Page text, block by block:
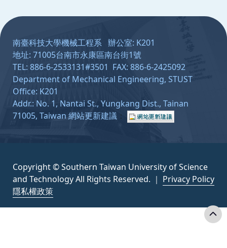
南臺科技大學機械工程系 辦公室: K201
地址: 71005台南市永康區南台街1號
TEL: 886-6-2533131#3501 FAX: 886-6-2425092
Department of Mechanical Engineering, STUST
Office: K201
Addr.: No. 1, Nantai St., Yungkang Dist., Tainan
71005, Taiwan 網站更新建議 ：
Copyright © Southern Taiwan University of Science
and Technology All Rights Reserved. ｜ Privacy Policy
隱私權政策